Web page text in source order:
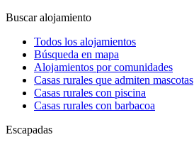
Buscar alojamiento
Todos los alojamientos
Búsqueda en mapa
Alojamientos por comunidades
Casas rurales que admiten mascotas
Casas rurales con piscina
Casas rurales con barbacoa
Escapadas